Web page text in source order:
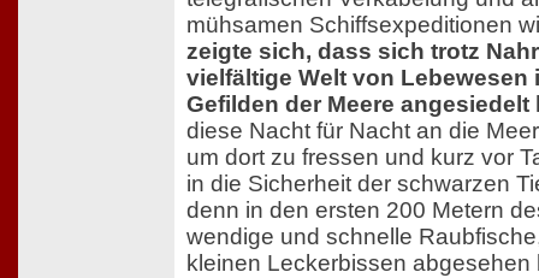
mühsamen Schiffsexpeditionen
zeigte sich, dass sich trotz
vielfältige Welt von Lebewesen
Gefilden der Meere angesiedelt
diese Nacht für Nacht an die
um dort zu fressen und kurz vor
in die Sicherheit der schwarzen
denn in den ersten 200 Metern
wendige und schnelle
kleinen Leckerbissen abgesehen